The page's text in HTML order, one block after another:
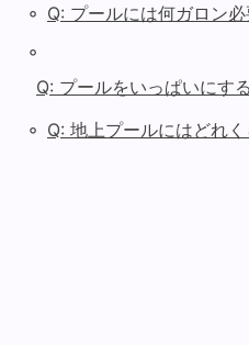
◦ Q: プールには何ガロン
◦
Q: プールをいっぱいにす
◦ Q: 地上プールにはどれ